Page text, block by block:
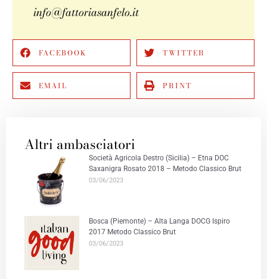
info@fattoriasanfelo.it
FACEBOOK TWITTER
EMAIL PRINT
Altri ambasciatori
Società Agricola Destro (Sicilia) – Etna DOC
Saxanigra Rosato 2018 – Metodo Classico Brut
03/06/2023
Bosca (Piemonte) – Alta Langa DOCG Ispiro
2017 Metodo Classico Brut
03/06/2023